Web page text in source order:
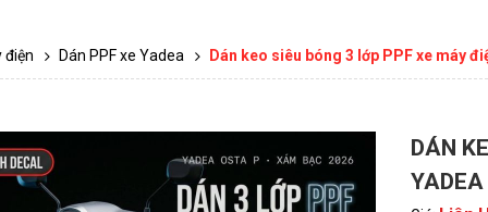
điện Dán PPF xe Yadea Dán keo siêu bóng 3 lớp PPF xe máy
DÁN